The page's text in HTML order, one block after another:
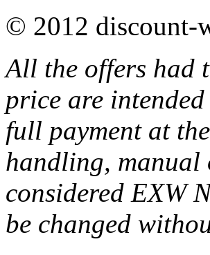
© 2012 discount-
All the offers had
price are
full payment at
handling, manual
considered EXW
be changed